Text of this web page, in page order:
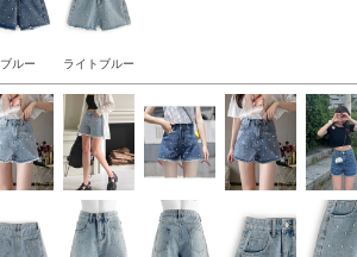
ブルー ライトブルー